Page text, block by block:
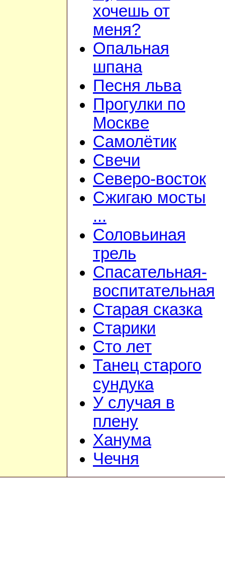
хочешь от
меня?
Опальная
шпана
Песня льва
Прогулки по
Москве
Самолётик
Свечи
Северо-восток
Сжигаю мосты
...
Соловьиная
трель
Спасательная-
воспитательная
Старая сказка
Старики
Сто лет
Танец старого
сундука
У случая в
плену
Ханума
Чечня